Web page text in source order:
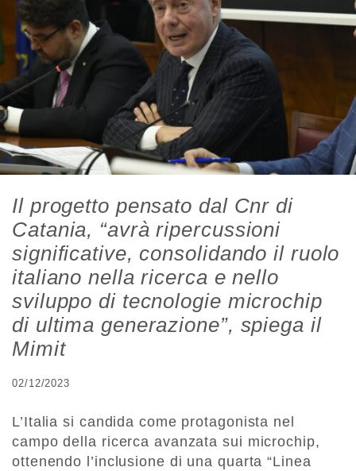
Il progetto pensato dal Cnr di
Catania, “avrà ripercussioni
significative, consolidando il ruolo
italiano nella ricerca e nello
sviluppo di tecnologie microchip
di ultima generazione”, spiega il
Mimit
02/12/2023
L’Italia si candida come protagonista nel
campo della ricerca avanzata sui microchip,
ottenendo l’inclusione di una quarta “Linea